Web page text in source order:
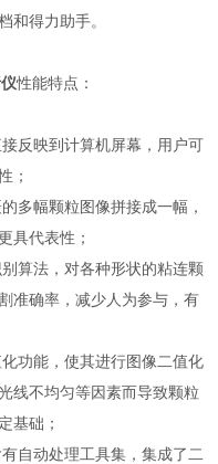
和得力助手。
性能特点：
反映到计算机屏幕，用户可
；
多幅颗粒图像拼接成一幅，
具代表性；
算法，对各种形状的粘连颗
准确率，减少人为参与，有
功能，使其进行图像二值化
线不均匀等因素而导致颗粒
基础；
自动处理工具集，集成了二